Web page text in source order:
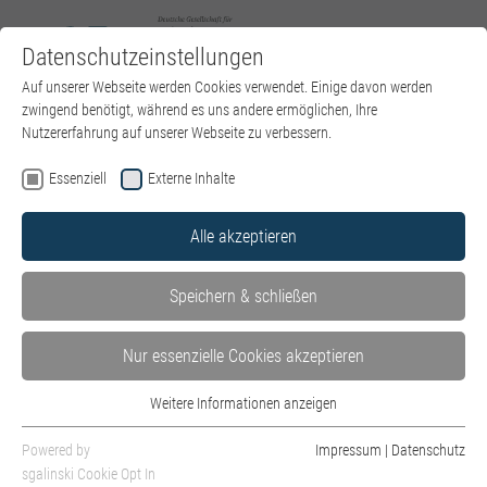
Zum Hauptinhalt springen
Sie sind hier:
DGPT e.V. News Artikel
Bundestagspetition gegen Honorarkürzungen
30.04.2026 – Informationen zur Petition
Bundestagspetition „Sicherstellung der ambulanten
psychotherapeutischen Versorgung durch angemessene
Die Bundestagspetition „Sicherstellung der ambulanten
psychotherapeutischen Versorgung durch angemessene
Datenschutzeinstellungen
Auf unserer Webseite werden Cookies verwendet. Einige davon werden
zwingend benötigt, während es uns andere ermöglichen, Ihre
Nutzererfahrung auf unserer Webseite zu verbessern.
Essenziell Externe Inhalte
Alle akzeptieren
Speichern & schließen
Nur essenzielle Cookies akzeptieren
Essenzielle Cookies werden für grundlegende Funktionen der Webseite
benötigt. Dadurch ist gewährleistet, dass die Webseite einwandfrei
Weitere Informationen anzeigen
Powered by
sgalinski Cookie Opt In
Impressum | Datenschutz